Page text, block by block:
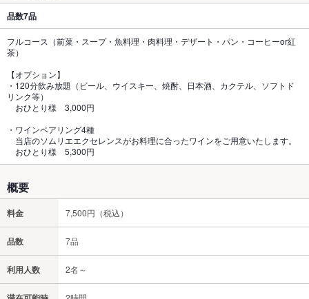
品数7品
フルコース（前菜・スープ・魚料理・肉料理・デザート・パン・コーヒーor紅
茶）
【オプション】
・120分飲み放題（ビール、ウイスキー、焼酎、日本酒、カクテル、ソフトド
リンク等）
おひとり様 3,000円
・ワインペアリング4種
当店のソムリエエクセレンスがお料理に合ったワインをご用意いたします。
おひとり様 5,300円
概要
料金 7,500円（税込）
品数 7品
利用人数 2名～